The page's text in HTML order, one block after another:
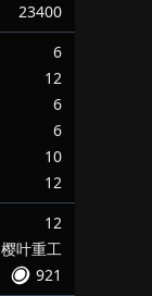
23400
6
12
6
6
10
12
12
樱叶重工
921